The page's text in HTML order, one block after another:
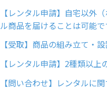
【レンタル申請】自宅以外
ル商品を届けることは可能で
【受取】商品の組み立て・
【レンタル申請】2種類以
【問い合わせ】レンタルに